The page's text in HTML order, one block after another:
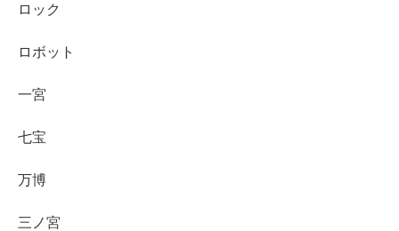
ロック
ロボット
一宮
七宝
万博
三ノ宮